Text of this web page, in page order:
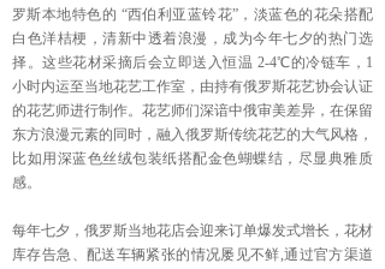
罗斯本地特色的 “西伯利亚蓝铃花”，淡蓝色的花朵搭配
白色洋桔梗，清新中透着浪漫，成为今年七夕的热门选
择。这些花材采摘后会立即送入恒温 2-4℃的冷链车，1
小时内运至当地花艺工作室，由持有俄罗斯花艺协会认证
的花艺师进行制作。花艺师们深谙中俄审美差异，在保留
东方浪漫元素的同时，融入俄罗斯传统花艺的大气风格，
比如用深蓝色丝绒包装纸搭配金色蝴蝶结，尽显典雅质
感。
每年七夕，俄罗斯当地花店会迎来订单爆发式增长，花材
库存告急、配送车辆紧张的情况屡见不鲜,通过官方渠道